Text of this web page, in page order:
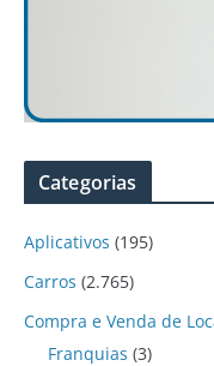
Categorias
Aplicativos (195)
Carros (2.765)
Compra e Venda de
Franquias (3)